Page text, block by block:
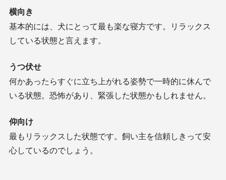
横向き
基本的には、犬にとって最も楽な寝方です。リラックス
している状態と言えます。
うつ伏せ
何かあったらすぐに立ち上がれる姿勢で一時的に休んで
いる状態。恐怖があり、緊張した状態かもしれません。
仰向け
最もリラックスした状態です。飼い主を信頼しきって安
心しているのでしょう。